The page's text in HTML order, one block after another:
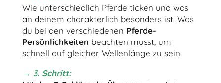
Wie unterschiedlich Pferde ticken und was
an deinem charakterlich besonders ist. Was
du bei den verschiedenen Pferde-
Persönlichkeiten beachten musst, um
schnell auf gleicher Wellenlänge zu sein.
→ 3. Schritt: